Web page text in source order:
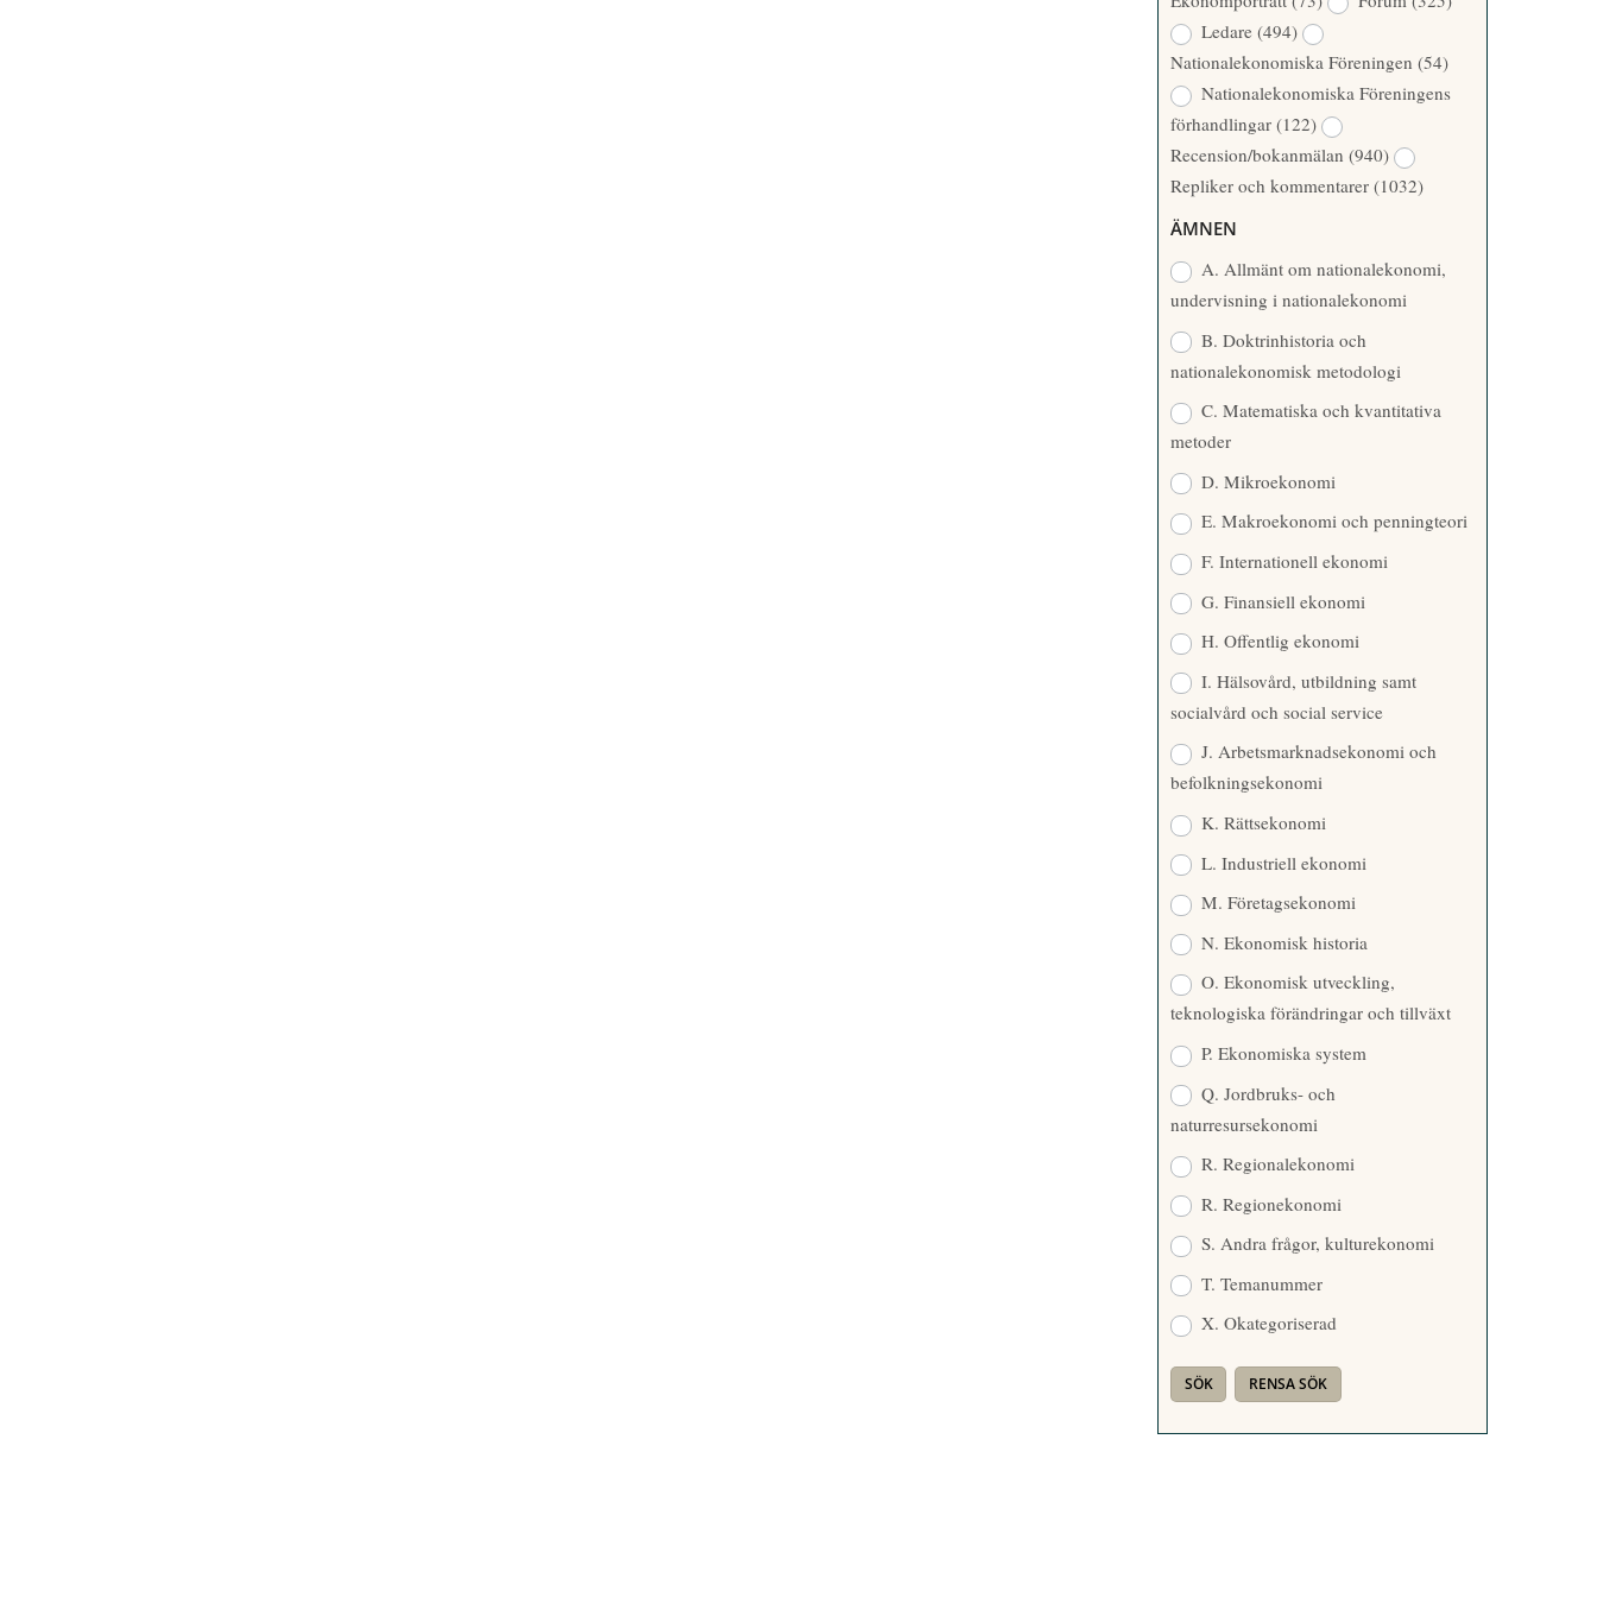
Å
R
A
T
T
A
R
E
Ledare (494)
Nationalekonomiska Föreningen (54)
Nationalekonomiska Föreningens
förhandlingar (122)
Recension/bokanmälan (940)
Repliker och kommentarer (1032)
ÄMNEN
A. Allmänt om nationalekonomi,
undervisning i nationalekonomi
B. Doktrinhistoria och
nationalekonomisk metodologi
C. Matematiska och kvantitativa
metoder
D. Mikroekonomi
E. Makroekonomi och penningteori
F. Internationell ekonomi
G. Finansiell ekonomi
H. Offentlig ekonomi
I. Hälsovård, utbildning samt
socialvård och social service
J. Arbetsmarknadsekonomi och
befolkningsekonomi
K. Rättsekonomi
L. Industriell ekonomi
M. Företagsekonomi
N. Ekonomisk historia
O. Ekonomisk utveckling,
teknologiska förändringar och tillväxt
P. Ekonomiska system
Q. Jordbruks- och
naturresursekonomi
R. Regionalekonomi
R. Regionekonomi
S. Andra frågor, kulturekonomi
T. Temanummer
X. Okategoriserad